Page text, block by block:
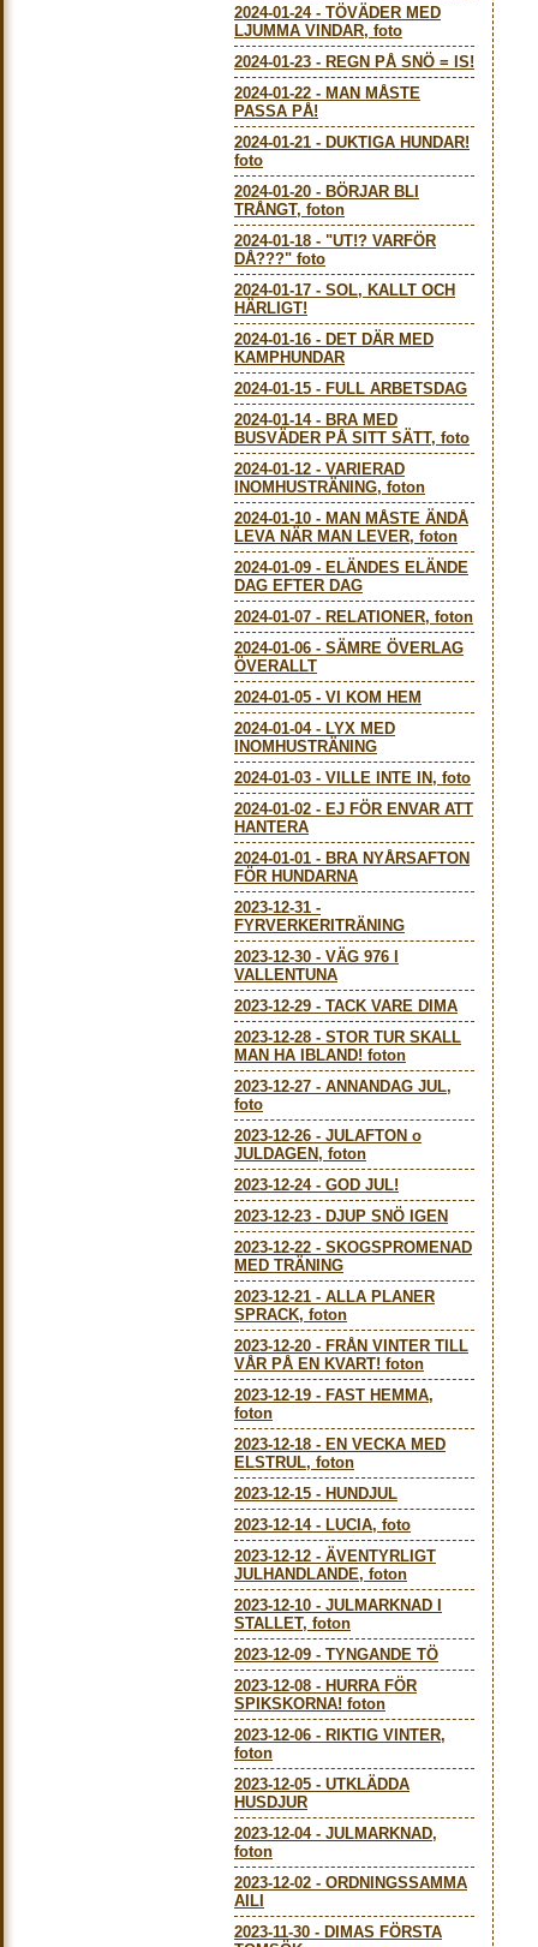
2024-01-24- TÖVÄDER MED
LJUMMA VINDAR, foto
2024-01-23 - REGN PÅ SNÖ = IS!
2024-01-22 - MAN MÅSTE
PASSA PÅ!
2024-01-21 - DUKTIGA HUNDAR!
foto
2024-01-20 - BÖRJAR BLI
TRÅNGT, foton
2024-01-18 - "UT!? VARFÖR
DÅ???" foto
2024-01-17 - SOL, KALLT OCH
HÄRLIGT!
2024-01-16 - DET DÄR MED
KAMPHUNDAR
2024-01-15 - FULL ARBETSDAG
2024-01-14- BRA MED
BUSVÄDER PÅ SITT SÄTT, foto
2024-01-12 - VARIERAD
INOMHUSTRÄNING, foton
2024-01-10 - MAN MÅSTE ÄNDÅ
LEVA NÄR MAN LEVER, foton
2024-01-09 - ELÄNDES ELÄNDE
DAG EFTER DAG
2024-01-07 - RELATIONER, foton
2024-01-06 - SÄMRE ÖVERLAG
ÖVERALLT
2024-01-05 - VI KOM HEM
2024-01-04- LYX MED
INOMHUSTRÄNING
2024-01-03 - VILLE INTE IN, foto
2024-01-02 - EJ FÖR ENVAR ATT
HANTERA
2024-01-01 - BRA NYÅRSAFTON
FÖR HUNDARNA
2023-12-31 -
FYRVERKERITRÄNING
2023-12-30 - VÄG 976 I
VALLENTUNA
2023-12-29 - TACK VARE DIMA
2023-12-28 - STOR TUR SKALL
MAN HA IBLAND! foton
2023-12-27 - ANNANDAG JUL,
foto
2023-12-26 - JULAFTON o
JULDAGEN, foton
2023-12-24- GOD JUL!
2023-12-23 - DJUP SNÖ IGEN
2023-12-22 - SKOGSPROMENAD
MED TRÄNING
2023-12-21 - ALLA PLANER
SPRACK, foton
2023-12-20 - FRÅN VINTER TILL
VÅR PÅ EN KVART! foton
2023-12-19 - FAST HEMMA,
foton
2023-12-18 - EN VECKA MED
ELSTRUL, foton
2023-12-15 - HUNDJUL
2023-12-14- LUCIA, foto
2023-12-12 - ÄVENTYRLIGT
JULHANDLANDE, foton
2023-12-10 - JULMARKNAD I
STALLET, foton
2023-12-09 - TYNGANDE TÖ
2023-12-08 - HURRA FÖR
SPIKSKORNA! foton
2023-12-06 - RIKTIG VINTER,
foton
2023-12-05 - UTKLÄDDA
HUSDJUR
2023-12-04- JULMARKNAD,
foton
2023-12-02 - ORDNINGSSAMMA
AILI
2023-11-30 - DIMAS FÖRSTA